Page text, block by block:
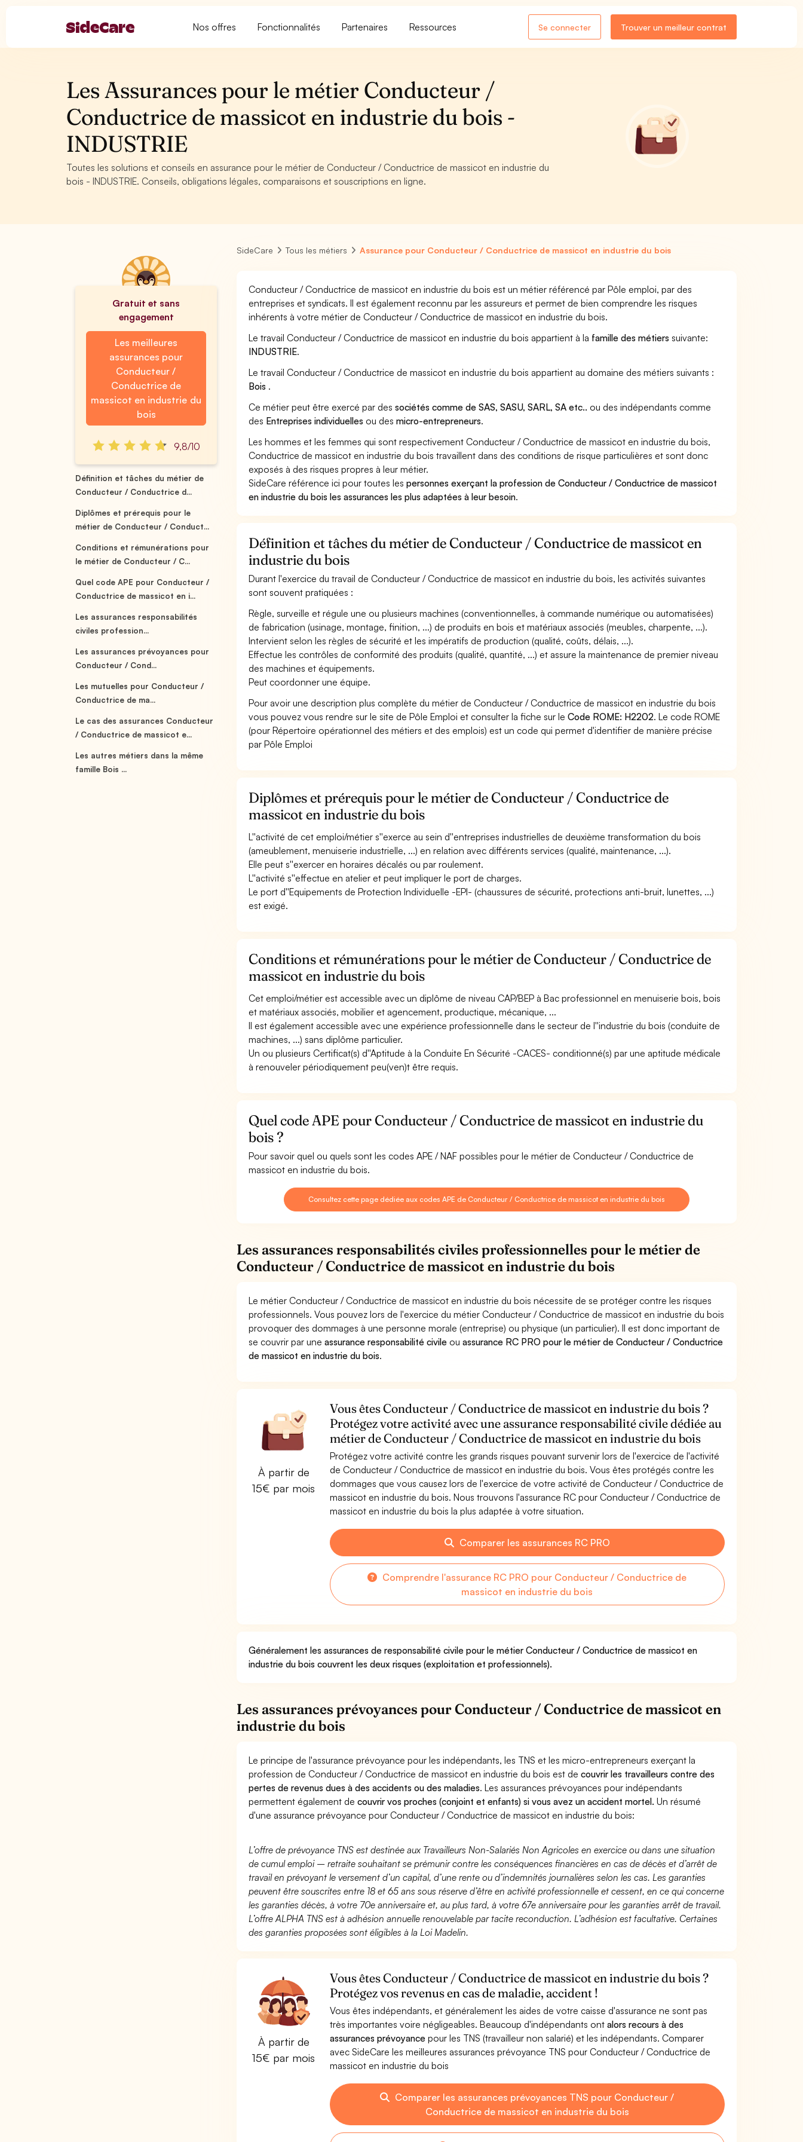
Nos offres Fonctionnalités Partenaires Ressources Se connecter Trouver un meilleur contrat
Les Assurances pour le métier Conducteur /
Conductrice de massicot en industrie du bois -
INDUSTRIE
Toutes les solutions et conseils en assurance pour le métier de Conducteur / Conductrice de massicot en industrie du
bois - INDUSTRIE. Conseils, obligations légales, comparaisons et souscriptions en ligne.
Gratuit et sans
engagement
Les meilleures
assurances pour
Conducteur /
Conductrice de
massicot en industrie du
bois
9,8/10
Définition et tâches du métier de
Conducteur / Conductrice d...
Diplômes et prérequis pour le
métier de Conducteur / Conduct...
Conditions et rémunérations pour
le métier de Conducteur / C...
Quel code APE pour Conducteur /
Conductrice de massicot en i...
Les assurances responsabilités
civiles profession...
Les assurances prévoyances pour
Conducteur / Cond...
Les mutuelles pour Conducteur /
Conductrice de ma...
Le cas des assurances Conducteur
/ Conductrice de massicot e...
Les autres métiers dans la même
famille Bois ...
SideCare Tous les métiers Assurance pour Conducteur / Conductrice de massicot en industrie du bois
Conducteur / Conductrice de massicot en industrie du bois est un métier référencé par Pôle emploi, par des
entreprises et syndicats. Il est également reconnu par les assureurs et permet de bien comprendre les risques
inhérents à votre métier de Conducteur / Conductrice de massicot en industrie du bois.
Le travail Conducteur / Conductrice de massicot en industrie du bois appartient à la famille des métiers suivante:
INDUSTRIE.
Le travail Conducteur / Conductrice de massicot en industrie du bois appartient au domaine des métiers suivants :
Bois .
Ce métier peut être exercé par dessociétés comme de SAS, SASU, SARL, SA etc.. ou des indépendants comme
des Entreprises individuelles ou desmicro-entrepreneurs.
Les hommes et les femmes qui sont respectivement Conducteur / Conductrice de massicot en industrie du bois,
Conductrice de massicot en industrie du bois travaillent dans des conditions de risque particulières et sont donc
exposés à des risques propres à leur métier.
SideCare référence ici pour toutes lespersonnes exerçant la profession de Conducteur / Conductrice de massicot
en industrie du bois les assurances les plus adaptées à leur besoin.
Définition et tâches du métier de Conducteur / Conductrice de massicot en
industrie du bois
Durant l'exercice du travail de Conducteur / Conductrice de massicot en industrie du bois, les activités suivantes
sont souvent pratiquées :
Règle, surveille et régule une ou plusieurs machines (conventionnelles, à commande numérique ou automatisées)
de fabrication (usinage, montage, finition, ...) de produits en bois et matériaux associés (meubles, charpente, ...).
Intervient selon les règles de sécurité et les impératifs de production (qualité, coûts, délais, ...).
Effectue les contrôles de conformité des produits (qualité, quantité, ...) et assure la maintenance de premier niveau
des machines et équipements.
Peut coordonner une équipe.
Pour avoir une description plus complète du métier de Conducteur / Conductrice de massicot en industrie du bois
vous pouvez vous rendre sur le site de Pôle Emploi et consulter la fiche sur leCode ROME: H2202. Le code ROME
(pour Répertoire opérationnel des métiers et des emplois) est un code qui permet d'identifier de manière précise
par Pôle Emploi
Diplômes et prérequis pour le métier de Conducteur / Conductrice de
massicot en industrie du bois
L''activité de cet emploi/métier s''exerce au sein d''entreprises industrielles de deuxième transformation du bois
(ameublement, menuiserie industrielle, ...) en relation avec différents services (qualité, maintenance, ...).
Elle peut s''exercer en horaires décalés ou par roulement.
L''activité s''effectue en atelier et peut impliquer le port de charges.
Le port d''Equipements de Protection Individuelle -EPI- (chaussures de sécurité, protections anti-bruit, lunettes, ...)
est exigé.
Conditions et rémunérations pour le métier de Conducteur / Conductrice de
massicot en industrie du bois
Cet emploi/métier est accessible avec un diplôme de niveau CAP/BEP à Bac professionnel en menuiserie bois, bois
et matériaux associés, mobilier et agencement, productique, mécanique, ...
Il est également accessible avec une expérience professionnelle dans le secteur de l''industrie du bois (conduite de
machines, ...) sans diplôme particulier.
Un ou plusieurs Certificat(s) d''Aptitude à la Conduite En Sécurité -CACES- conditionné(s) par une aptitude médicale
à renouveler périodiquement peu(ven)t être requis.
Quel code APE pour Conducteur / Conductrice de massicot en industrie du
bois ?
Pour savoir quel ou quels sont les codes APE / NAF possibles pour le métier de Conducteur / Conductrice de
massicot en industrie du bois.
Consultez cette page dédiée aux codes APE de Conducteur / Conductrice de massicot en industrie du bois
Les assurances responsabilités civiles professionnelles pour le métier de
Conducteur / Conductrice de massicot en industrie du bois
Le métier Conducteur / Conductrice de massicot en industrie du bois nécessite de se protéger contre les risques
professionnels. Vous pouvez lors de l'exercice du métier Conducteur / Conductrice de massicot en industrie du bois
provoquer des dommages à une personne morale (entreprise) ou physique (un particulier). Il est donc important de
se couvrir par uneassurance responsabilité civile ouassurance RC PRO pour le métier de Conducteur / Conductrice
de massicot en industrie du bois.
À partir de
15€ par mois
Vous êtes Conducteur / Conductrice de massicot en industrie du bois ?
Protégez votre activité avec une assurance responsabilité civile dédiée au
métier de Conducteur / Conductrice de massicot en industrie du bois
Protégez votre activité contre les grands risques pouvant survenir lors de l'exercice de l'activité
de Conducteur / Conductrice de massicot en industrie du bois. Vous êtes protégés contre les
dommages que vous causez lors de l'exercice de votre activité de Conducteur / Conductrice de
massicot en industrie du bois. Nous trouvons l'assurance RC pour Conducteur / Conductrice de
massicot en industrie du bois la plus adaptée à votre situation.
Comparer les assurances RC PRO
Comprendre l'assurance RC PRO pour Conducteur / Conductrice de
massicot en industrie du bois
Généralement les assurances de responsabilité civile pour le métier Conducteur / Conductrice de massicot en
industrie du bois couvrent les deux risques (exploitation et professionnels).
Les assurances prévoyances pour Conducteur / Conductrice de massicot en
industrie du bois
Le principe de l'assurance prévoyance pour les indépendants, les TNS et les micro-entrepreneurs exerçant la
profession de Conducteur / Conductrice de massicot en industrie du bois est decouvrir les travailleurs contre des
pertes de revenus dues à des accidents ou des maladies. Les assurances prévoyances pour indépendants
permettent également decouvrir vos proches (conjoint et enfants) si vous avez un accident mortel. Un résumé
d'une assurance prévoyance pour Conducteur / Conductrice de massicot en industrie du bois:
L’offre de prévoyance TNS est destinée aux Travailleurs Non-Salariés Non Agricoles en exercice ou dans une situation
de cumul emploi – retraite souhaitant se prémunir contre les conséquences financières en cas de décès et d’arrêt de
travail en prévoyant le versement d’un capital, d’une rente ou d’indemnités journalières selon les cas. Les garanties
peuvent être souscrites entre 18 et 65 ans sous réserve d’être en activité professionnelle et cessent, en ce qui concerne
les garanties décès, à votre 70e anniversaire et, au plus tard, à votre 67e anniversaire pour les garanties arrêt de travail.
L’offre ALPHA TNS est à adhésion annuelle renouvelable par tacite reconduction. L’adhésion est facultative. Certaines
des garanties proposées sont éligibles à la Loi Madelin.
À partir de
15€ par mois
Vous êtes Conducteur / Conductrice de massicot en industrie du bois ?
Protégez vos revenus en cas de maladie, accident !
Vous êtes indépendants, et généralement les aides de votre caisse d'assurance ne sont pas
très importantes voire négligeables. Beaucoup d'indépendants ont alors recours à des
assurances prévoyancepour les TNS (travailleur non salarié) et les indépendants. Comparer
avec SideCare les meilleures assurances prévoyance TNS pour Conducteur / Conductrice de
massicot en industrie du bois
Comparer les assurances prévoyances TNS pour Conducteur /
Conductrice de massicot en industrie du bois